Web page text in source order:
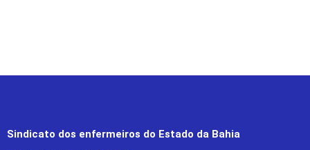
Sindicato dos enfermeiros do Estado da Bahia